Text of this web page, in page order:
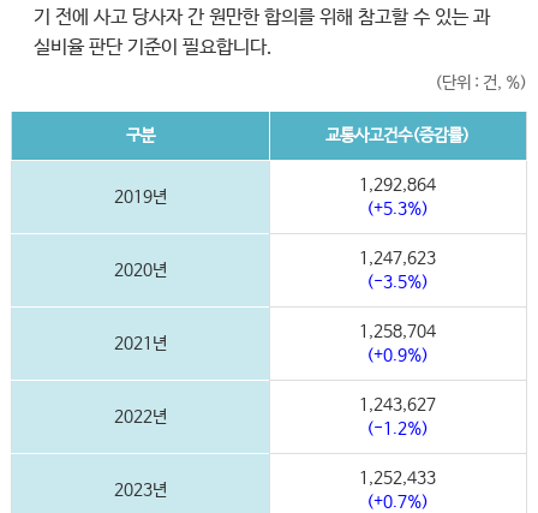
기 전에 사고 당사자 간 원만한 합의를 위해 참고할 수 있는 과
실비율 판단 기준이 필요합니다.
(단위 : 건, %)
구분 교통사고건수(증감률)
2019년
1,292,864
(+5.3%)
2020년
1,247,623
(-3.5%)
2021년
1,258,704
(+0.9%)
2022년
1,243,627
(-1.2%)
2023년
1,252,433
(+0.7%)